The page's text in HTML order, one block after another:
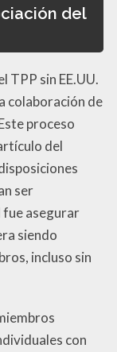
del
TPP sin EE.UU.
colaboración de
proceso
del
ser
fue asegurar
siendo
incluso sin
con